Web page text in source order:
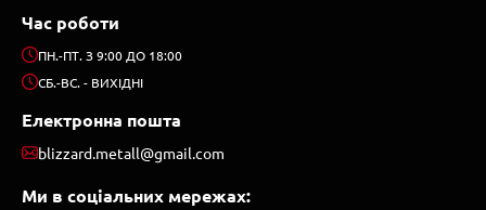
Час роботи
ПН.-ПТ. З 9:00 ДО 18:00
СБ.-ВС. - ВИХІДНІ
Електронна пошта
blizzard.metall@gmail.com
Ми в соціальних мережах: